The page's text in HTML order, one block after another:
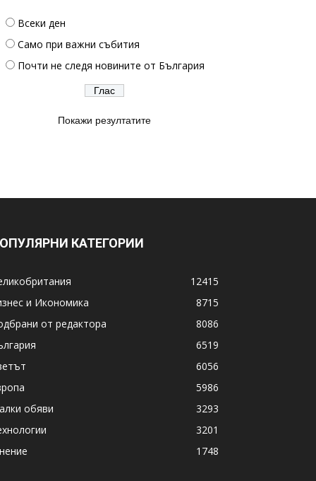
Всеки ден
Само при важни събития
Почти не следя новините от България
Покажи резултатите
КАТЕГОРИИ
12415
и Икономика
8715
от редактора
8086
6519
6056
5986
обяви
3293
3201
1748